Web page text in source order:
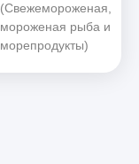
(Свежемороженая,
мороженая рыба и
морепродукты)